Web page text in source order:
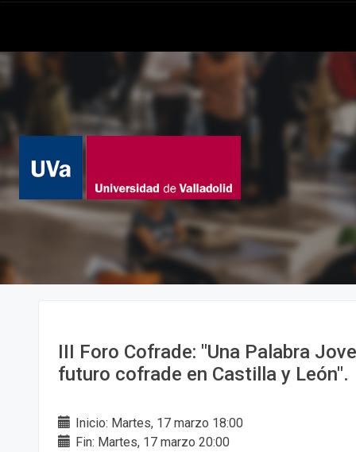
III Foro Cofrade: "Una Palabra
futuro cofrade en Castilla y León".
Inicio: Martes, 17 marzo 18:00
Fin: Martes, 17 marzo 20:00